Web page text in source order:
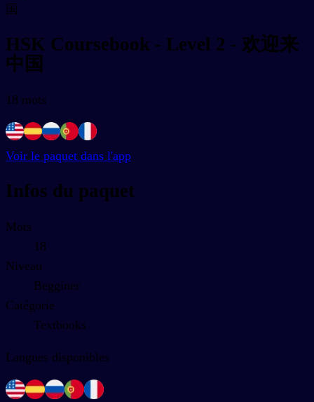
国
HSK Coursebook - Level 2 - 欢迎来
中国
18 mots
Voir le paquet dans l'app
Infos du paquet
Mots
18
Niveau
Begginer
Catégorie
Textbooks
Langues disponibles